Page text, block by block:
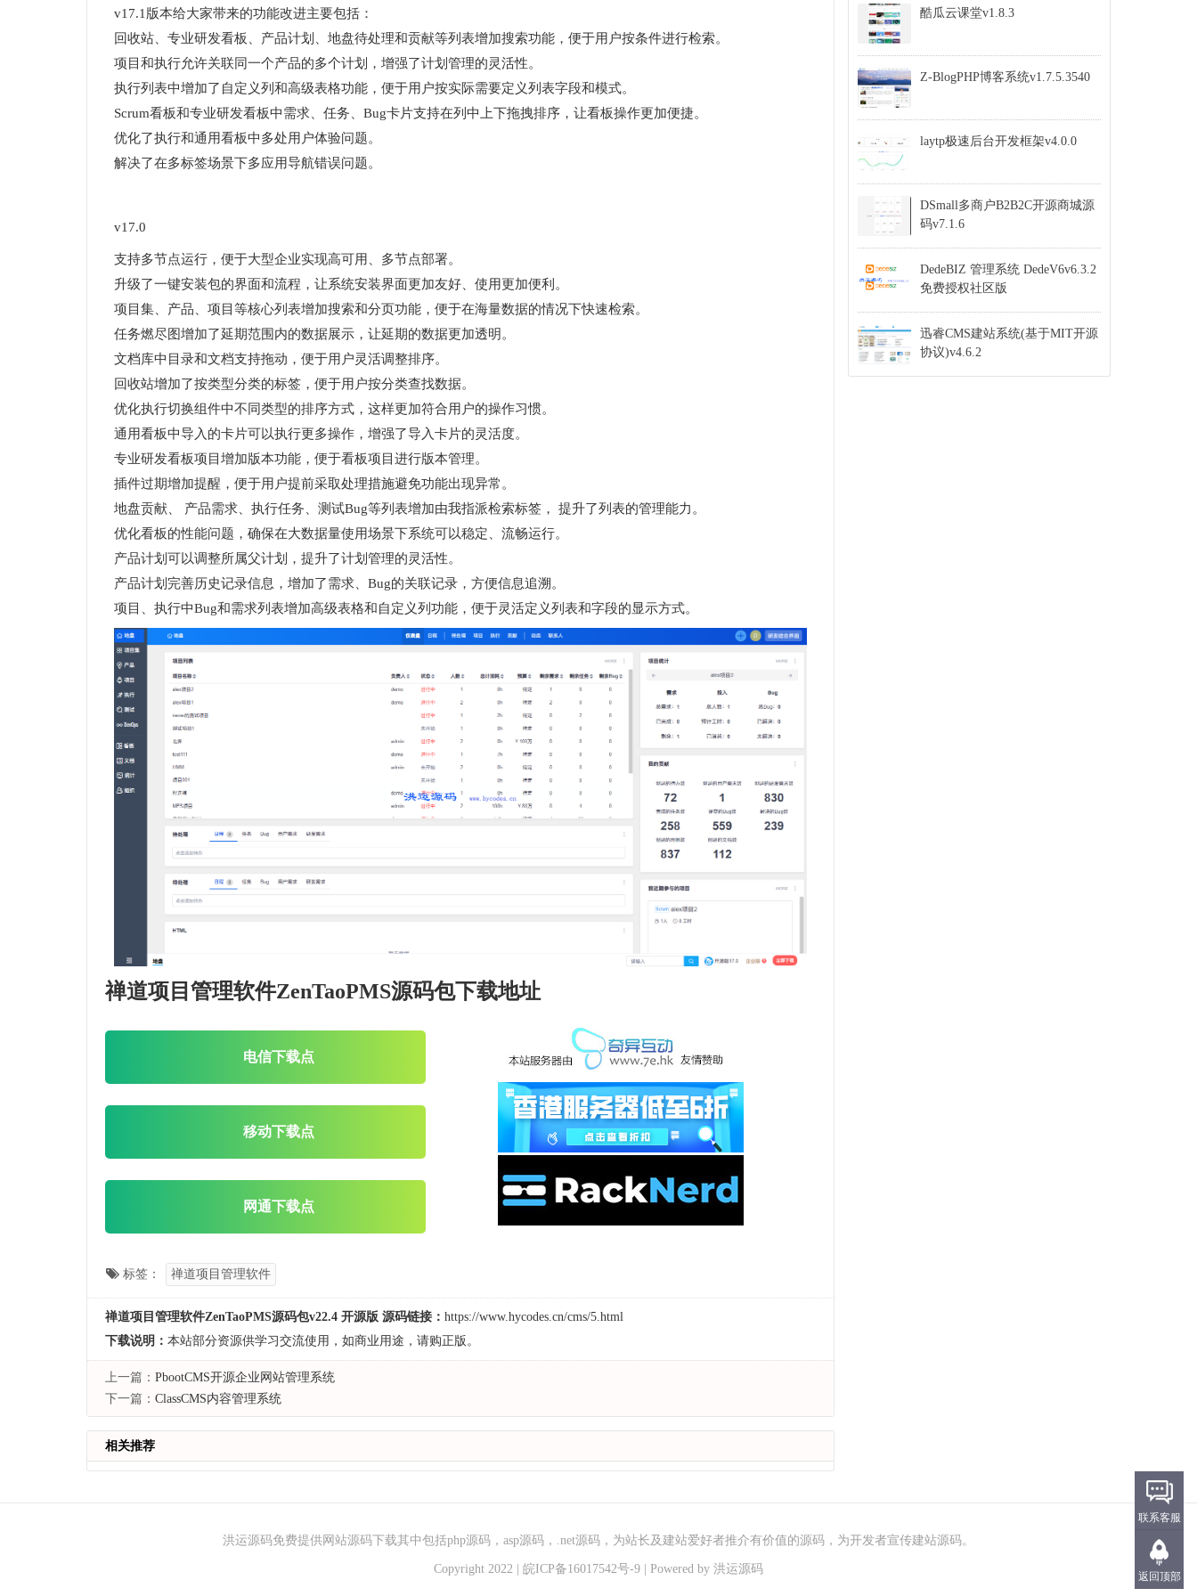
v17.1版本给大家带来的功能改进主要包括：
回收站、专业研发看板、产品计划、地盘待处理和贡献等列表增加搜索功能，便于用户按条件进行检索。
项目和执行允许关联同一个产品的多个计划，增强了计划管理的灵活性。
执行列表中增加了自定义列和高级表格功能，便于用户按实际需要定义列表字段和模式。
Scrum看板和专业研发看板中需求、任务、Bug卡片支持在列中上下拖拽排序，让看板操作更加便捷。
优化了执行和通用看板中多处用户体验问题。
解决了在多标签场景下多应用导航错误问题。
v17.0
支持多节点运行，便于大型企业实现高可用、多节点部署。
升级了一键安装包的界面和流程，让系统安装界面更加友好、使用更加便利。
项目集、产品、项目等核心列表增加搜索和分页功能，便于在海量数据的情况下快速检索。
任务燃尽图增加了延期范围内的数据展示，让延期的数据更加透明。
文档库中目录和文档支持拖动，便于用户灵活调整排序。
回收站增加了按类型分类的标签，便于用户按分类查找数据。
优化执行切换组件中不同类型的排序方式，这样更加符合用户的操作习惯。
通用看板中导入的卡片可以执行更多操作，增强了导入卡片的灵活度。
专业研发看板项目增加版本功能，便于看板项目进行版本管理。
插件过期增加提醒，便于用户提前采取处理措施避免功能出现异常。
地盘贡献、 产品需求、执行任务、测试Bug等列表增加由我指派检索标签， 提升了列表的管理能力。
优化看板的性能问题，确保在大数据量使用场景下系统可以稳定、流畅运行。
产品计划可以调整所属父计划，提升了计划管理的灵活性。
产品计划完善历史记录信息，增加了需求、Bug的关联记录，方便信息追溯。
项目、执行中Bug和需求列表增加高级表格和自定义列功能，便于灵活定义列表和字段的显示方式。
禅道项目管理软件ZenTaoPMS源码包下载地址
电信下载点
移动下载点
网通下载点
标签： 禅道项目管理软件
禅道项目管理软件ZenTaoPMS源码包v22.4 开源版 源码链接： https://www.hycodes.cn/cms/5.html
下载说明： 本站部分资源供学习交流使用，如商业用途，请购正版。
上一篇： PbootCMS开源企业网站管理系统
下一篇： ClassCMS内容管理系统
相关推荐
酷瓜云课堂v1.8.3
Z-BlogPHP博客系统v1.7.5.3540
laytp极速后台开发框架v4.0.0
DSmall多商户B2B2C开源商城源
码v7.1.6
DedeBIZ 管理系统 DedeV6v6.3.2
免费授权社区版
迅睿CMS建站系统(基于MIT开源
协议)v4.6.2
洪运源码免费提供网站源码下载其中包括php源码，asp源码，.net源码，为站长及建站爱好者推介有价值的源码，为开发者宣传建站源码。
Copyright 2022 | 皖ICP备16017542号-9 | Powered by 洪运源码
联系客服
返回顶部